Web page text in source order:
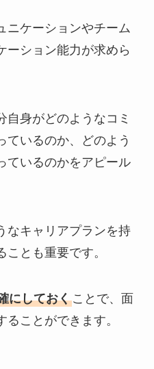
ニケーションやチーム
ーション能力が求めら
自身がどのようなコミ
ているのか、どのよう
ているのかをアピール
なキャリアプランを持
とも重要です。
にしておくことで、面
ことができます。